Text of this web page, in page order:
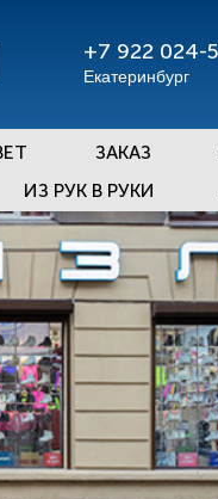
+7 922 024-
Екатеринбург
ЗАКАЗ
ИЗ РУК В РУКИ